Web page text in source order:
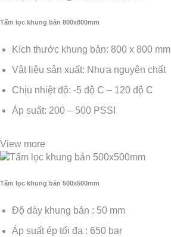
Tấm lọc khung bản 800x800mm
Kích thước khung bản: 800 x 800 mm
Vật liệu sản xuất: Nhựa nguyên chất
Chịu nhiệt độ: -5 độ C – 120 độ C
Áp suất: 200 – 500 PSSI
View more
Tấm lọc khung bản 500x500mm
Độ dày khung bản : 50 mm
Áp suất ép tối đa : 650 bar